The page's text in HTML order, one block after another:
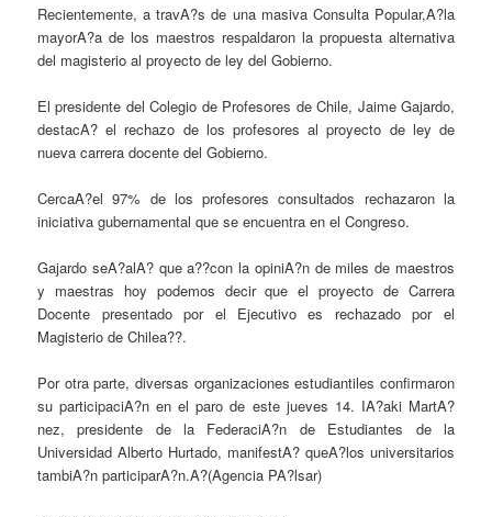
Recientemente, a travA?s de una masiva Consulta Popular,A?la
mayorA?a de los maestros respaldaron la propuesta alternativa
del magisterio al proyecto de ley del Gobierno.
El presidente del Colegio de Profesores de Chile, Jaime Gajardo,
destacA? el rechazo de los profesores al proyecto de ley de
nueva carrera docente del Gobierno.
CercaA?el 97% de los profesores consultados rechazaron la
iniciativa gubernamental que se encuentra en el Congreso.
Gajardo seA?alA? que a??con la opiniA?n de miles de maestros
y maestras hoy podemos decir que el proyecto de Carrera
Docente presentado por el Ejecutivo es rechazado por el
Magisterio de Chilea??.
Por otra parte, diversas organizaciones estudiantiles confirmaron
su participaciA?n en el paro de este jueves 14. IA?aki MartA?
nez, presidente de la FederaciA?n de Estudiantes de la
Universidad Alberto Hurtado, manifestA? queA?los universitarios
tambiA?n participarA?n.A?(Agencia PA?lsar)